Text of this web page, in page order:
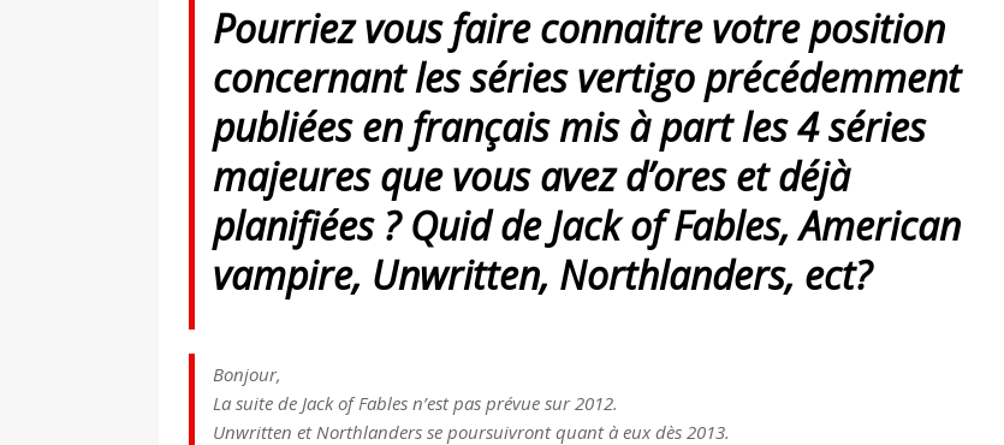
Pourriez vous faire connaitre votre position
concernant les séries vertigo précédemment
publiées en français mis à part les 4 séries
majeures que vous avez d’ores et déjà
planifiées ? Quid de Jack of Fables, American
vampire, Unwritten, Northlanders, ect?
Bonjour,
La suite de Jack of Fables n’est pas prévue sur 2012.
Unwritten et Northlanders se poursuivront quant à eux dès 2013.